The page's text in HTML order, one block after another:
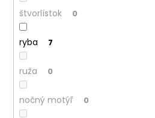
štvorlístok 0
ryba 7
ruža 0
nočný motýľ 0